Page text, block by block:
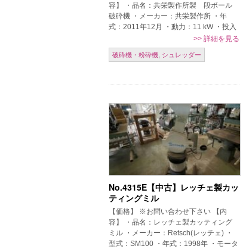
容】 ・品名：共栄製作所製 段ボール
破砕機 ・メーカー：共栄製作所 ・年
式：2011年12月 ・動力：11 kW ・投入
口寸法：W800×H320mm（蓋を閉めた
状態 W800×H1 […]
>> 詳細を見る
破砕機・粉砕機, シュレッダー
No.4315E【中古】レッチェ製カッ
ティングミル
【価格】 ※お問い合わせ下さい 【内
容】 ・品名：レッチェ製カッティング
ミル ・メーカー：Retsch(レッチェ) ・
型式：SM100 ・年式：1998年 ・モータ